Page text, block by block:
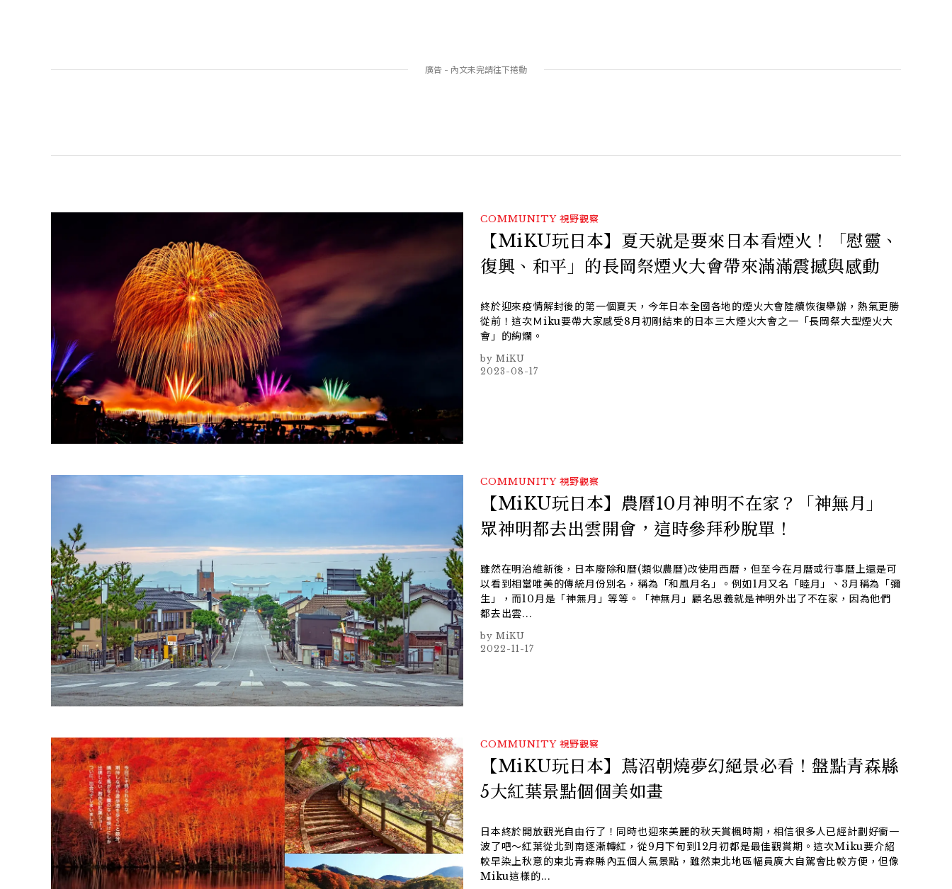
COMMUNITY 視野觀察
【MiKU玩日本】夏天就是要來日本看煙火！「慰靈、
復興、和平」的長岡祭煙火大會帶來滿滿震撼與感動
終於迎來疫情解封後的第一個夏天，今年日本全國各地的煙火大會陸續恢復舉辦，熱氣更勝
從前！這次Ｍiku要帶大家感受8月初剛結束的日本三大煙火大會之一「長岡祭大型煙火大
會」的絢爛。
MiKU
2023-08-17
COMMUNITY 視野觀察
【MiKU玩日本】農曆10月神明不在家？「神無月」
眾神明都去出雲開會，這時參拜秒脫單！
雖然在明治維新後，日本廢除和曆(類似農曆)改使用西曆，但至今在月曆或行事曆上還是可
以看到相當唯美的傳統月份別名，稱為「和風月名」。例如1月又名「睦月」、3月稱為「彌
生」，而10月是「神無月」等等。「神無月」顧名思義就是神明外出了不在家，因為他們
都去出雲...
MiKU
2022-11-17
COMMUNITY 視野觀察
【MiKU玩日本】蔦沼朝燒夢幻絕景必看！盤點青森縣
5大紅葉景點個個美如畫
日本終於開放觀光自由行了！同時也迎來美麗的秋天賞楓時期，相信很多人已經計劃好衝一
波了吧～紅葉從北到南逐漸轉紅，從9月下旬到12月初都是最佳觀賞期。這次Miku要介紹
較早染上秋意的東北青森縣內五個人氣景點，雖然東北地區幅員廣大自駕會比較方便，但像
Miku這樣的...